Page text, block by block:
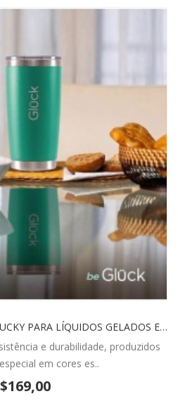
COPO TÉRMICO COLORS LUCKY PARA LÍQUIDOS GELADOS E QUENTES 591ML - GLÜCK
e durabilidade, produzidos
em cores es..